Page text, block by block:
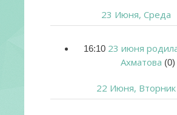
23 Июня, Среда
16:10 23 июня
Ахматова (0)
22 Июня, Вторник